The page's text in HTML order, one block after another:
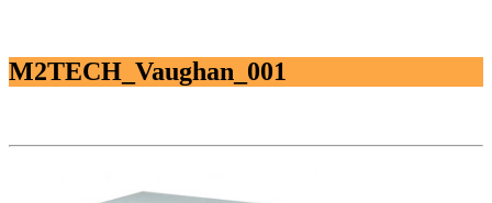
M2TECH_Vaughan_001